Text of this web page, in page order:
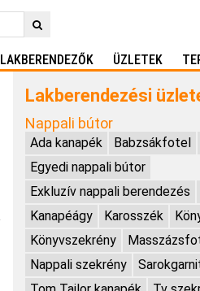
LAKBERENDEZŐK ÜZLETEK
Lakberendezési
Nappali bútor
Ada kanapék Babzsákfotel
Egyedi nappali bútor
Exkluzív nappali berendezés
Kanapéágy
Karosszék
Könyvszekrény
Nappali szekrény